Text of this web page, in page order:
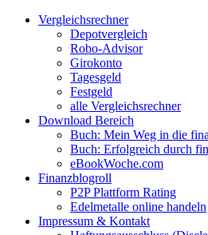
Zum
Facebook
Twitter
Instagram
Pinterest
YouTubeVergleichsrechner
Depotvergleich
Robo-Advisor
Girokonto
Tagesgeld
Festgeld
alle Vergleichsrechner
Download Bereich
Buch: Mein Weg in die
Buch: Erfolgreich durch
eBookWoche.com
Finanzblogroll
P2P Plattform Rating
Edelmetalle online handeln
Impressum & Kontakt